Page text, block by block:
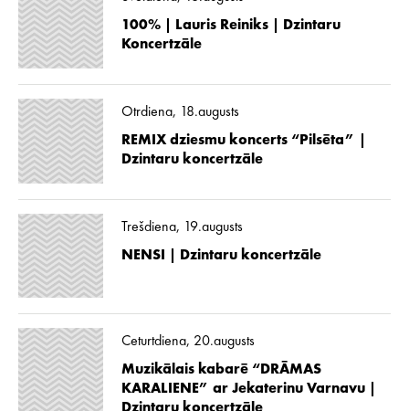
100% | Lauris Reiniks | Dzintaru
Koncertzāle
Otrdiena, 18.augusts
REMIX dziesmu koncerts “Pilsēta” |
Dzintaru koncertzāle
Trešdiena, 19.augusts
NENSI | Dzintaru koncertzāle
Ceturtdiena, 20.augusts
Muzikālais kabarē “DRĀMAS
KARALIENE” ar Jekaterinu Varnavu |